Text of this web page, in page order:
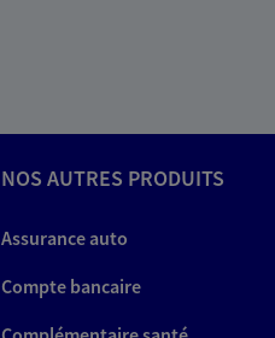
NOS AUTRES PRODUITS
Assurance auto
Compte bancaire